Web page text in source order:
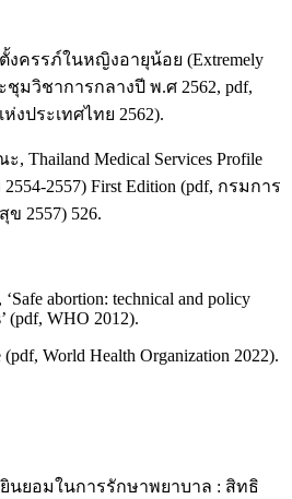
งครรภ์ในหญิงอายุน้อย (Extremely
ชุมวิชาการกลางปี พ.ศ 2562, pdf,
ประเทศไทย 2562).
Thailand Medical Services Profile
2557) First Edition (pdf, กรมการ
2557) 526.
abortion: technical and policy
(pdf, WHO 2012).
World Health Organization 2022).
นยอมในการรักษาพยาบาล : สิทธิ